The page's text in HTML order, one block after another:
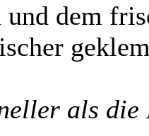
und dem
als die